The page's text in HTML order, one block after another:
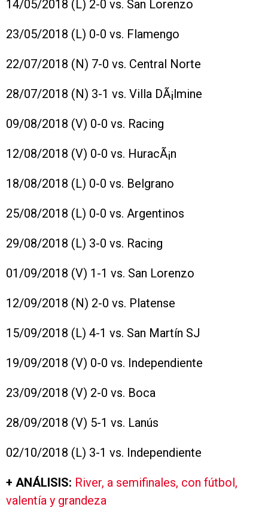
14/05/2018 (L) 2-0 vs. San Lorenzo
23/05/2018 (L) 0-0 vs. Flamengo
22/07/2018 (N) 7-0 vs. Central Norte
28/07/2018 (N) 3-1 vs. Villa DÃ¡lmine
09/08/2018 (V) 0-0 vs. Racing
12/08/2018 (V) 0-0 vs. HuracÃ¡n
18/08/2018 (L) 0-0 vs. Belgrano
25/08/2018 (L) 0-0 vs. Argentinos
29/08/2018 (L) 3-0 vs. Racing
01/09/2018 (V) 1-1 vs. San Lorenzo
12/09/2018 (N) 2-0 vs. Platense
15/09/2018 (L) 4-1 vs. San Martín SJ
19/09/2018 (V) 0-0 vs. Independiente
23/09/2018 (V) 2-0 vs. Boca
28/09/2018 (V) 5-1 vs. Lanús
02/10/2018 (L) 3-1 vs. Independiente
+ ANÁLISIS: River, a semifinales, con fútbol,
valentía y grandeza